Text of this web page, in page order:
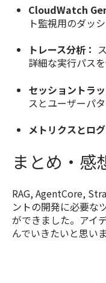
CloudWatch
ト監視用のダッ
トレース分析：
詳細な実行パス
セッショントラッ
スとユーザーパ
メトリクスとログ
まとめ・感
RAG, AgentCore,
ントの開発に必要な
ができました。アイ
んでいきたいと思いま